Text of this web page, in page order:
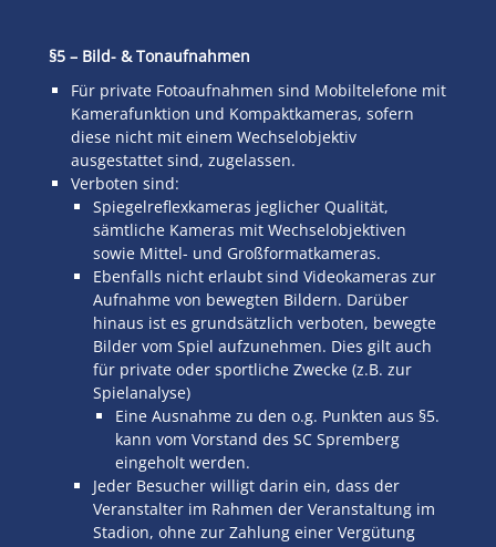
§5 – Bild- & Tonaufnahmen
Für private Fotoaufnahmen sind Mobiltelefone mit
Kamerafunktion und Kompaktkameras, sofern
diese nicht mit einem Wechselobjektiv
ausgestattet sind, zugelassen.
Verboten sind:
Spiegelreflexkameras jeglicher Qualität,
sämtliche Kameras mit Wechselobjektiven
sowie Mittel- und Großformatkameras.
Ebenfalls nicht erlaubt sind Videokameras zur
Aufnahme von bewegten Bildern. Darüber
hinaus ist es grundsätzlich verboten, bewegte
Bilder vom Spiel aufzunehmen. Dies gilt auch
für private oder sportliche Zwecke (z.B. zur
Spielanalyse)
Eine Ausnahme zu den o.g. Punkten aus §5.
kann vom Vorstand des SC Spremberg
eingeholt werden.
Jeder Besucher willigt darin ein, dass der
Veranstalter im Rahmen der Veranstaltung im
Stadion, ohne zur Zahlung einer Vergütung